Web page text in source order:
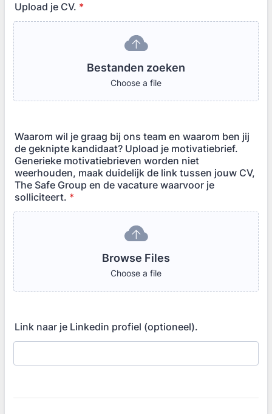
Upload je CV. *
Bestanden zoeken
Choose a file
Waarom wil je graag bij ons team en waarom ben jij
de geknipte kandidaat? Upload je motivatiebrief.
Generieke motivatiebrieven worden niet
weerhouden, maak duidelijk de link tussen jouw CV,
The Safe Group en de vacature waarvoor je
solliciteert. *
Browse Files
Choose a file
Link naar je Linkedin profiel (optioneel).